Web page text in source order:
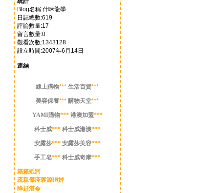
Blog名稱:什咪龍學
日誌總數:619
評論數量:17
留言數量:0
觀看次數:1343128
設立時間:2007年6月14日
連結
線上購物*** 生活百貨***
美容保養*** 購物天堂***
YAMI購物*** 港澳加盟***
科士威*** 科士威港澳***
安露莎*** 安露莎美容***
手工皂*** 科士威奇摩***
籟籟蚔牁
疏親傑庈夥源狟婥
眸赶湛�